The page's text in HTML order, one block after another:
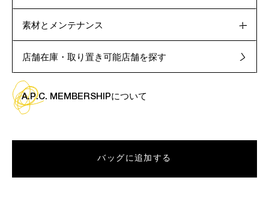
素材とメンテナンス
店舗在庫・取り置き可能店舗を探す
A.P.C. MEMBERSHIPについて
バッグに追加する